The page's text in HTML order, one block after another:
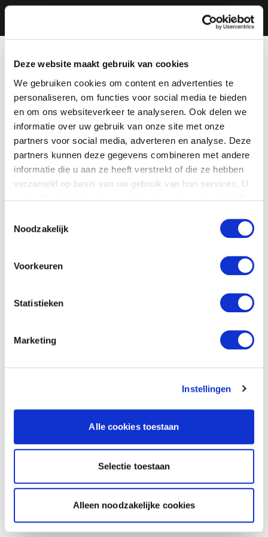
Deze website maakt gebruik van cookies
We gebruiken cookies om content en advertenties te
personaliseren, om functies voor social media te bieden
en om ons websiteverkeer te analyseren. Ook delen we
informatie over uw gebruik van onze site met onze
partners voor social media, adverteren en analyse. Deze
partners kunnen deze gegevens combineren met andere
informatie die u aan ze heeft verstrekt of die ze hebben
verzameld op basis van uw gebruik van hun services. U
Noodzakelijk
Voorkeuren
Statistieken
Marketing
Instellingen
Alle cookies toestaan
Selectie toestaan
Alleen noodzakelijke cookies